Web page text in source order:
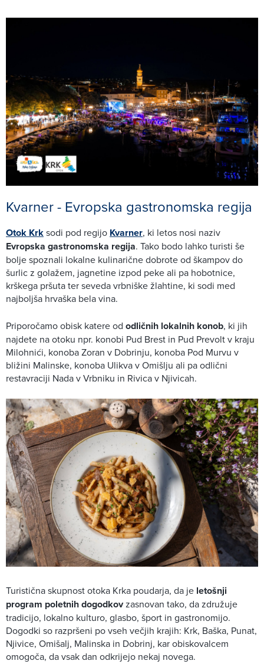
Kvarner - Evropska gastronomska regija
Otok Krksodi pod regijo Kvarner, ki letos nosi naziv
Evropska gastronomska regija. Tako bodo lahko turisti še
bolje spoznali lokalne kulinarične dobrote od škampov do
šurlic z golažem, jagnetine izpod peke ali pa hobotnice,
krškega pršuta ter seveda vrbniške žlahtine, ki sodi med
najboljša hrvaška bela vina.
Priporočamo obisk katere od odličnih lokalnih konob, ki jih
najdete na otoku npr. konobi Pud Brest in Pud Prevolt v kraju
Milohnići, konoba Zoran v Dobrinju, konoba Pod Murvu v
bližini Malinske, konoba Ulikva v Omišlju ali pa odlični
restavraciji Nada v Vrbniku in Rivica v Njivicah.
Turistična skupnost otoka Krka poudarja, da je letošnji
program poletnih dogodkovzasnovan tako, da združuje
tradicijo, lokalno kulturo, glasbo, šport in gastronomijo.
Dogodki so razpršeni po vseh večjih krajih: Krk, Baška, Punat,
Njivice, Omišalj, Malinska in Dobrinj, kar obiskovalcem
omogoča, da vsak dan odkrijejo nekaj novega.